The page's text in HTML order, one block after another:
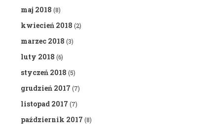
maj 2018 (8)
kwiecień 2018 (2)
marzec 2018 (3)
luty 2018 (6)
styczeń 2018 (5)
grudzień 2017 (7)
listopad 2017 (7)
październik 2017 (8)